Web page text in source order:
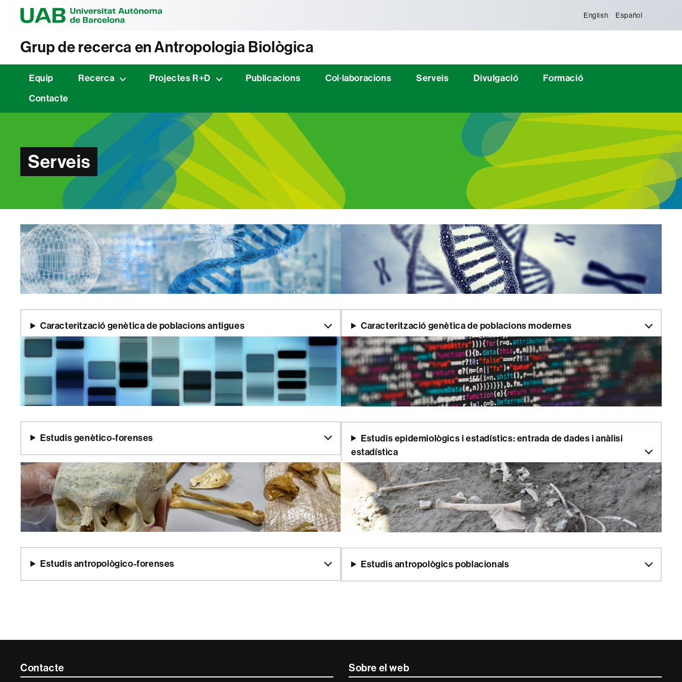
English Español
Grup de recerca en Antropologia Biològica
Equip Recerca Projectes R+D Publicacions Col·laboracions Serveis Divulgació
Formació
Contacte
Serveis
Caracterització genètica de poblacions antigues Caracterització genètica de poblacions modernes
Estudis genètico-forenses
Estudis epidemiològics i estadístics: entrada de dades i anàlisi
estadística
Estudis antropològico-forenses Estudis antropològics poblacionals
Contacte
Contacte Sobre el web